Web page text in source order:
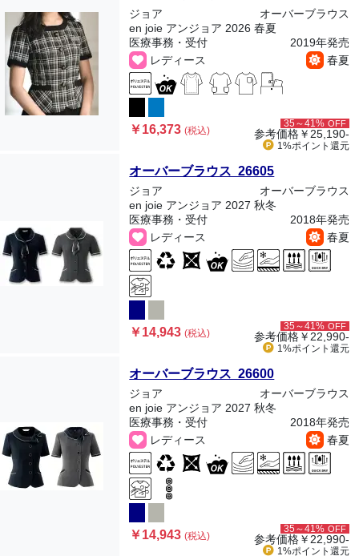
ジョア
オーバーブラウス
en joie アンジョア 2026 春夏
医療事務・受付
2019年発売
レディース
春夏
￥16,373(税込)
35～41% OFF
参考価格￥25,190-
1%ポイント 還元
オーバーブラウス 26605
ジョア
オーバーブラウス
en joie アンジョア 2027 秋冬
医療事務・受付
2018年発売
レディース
春夏
￥14,943(税込)
35～41% OFF
参考価格￥22,990-
1%ポイント 還元
オーバーブラウス 26600
ジョア
オーバーブラウス
en joie アンジョア 2027 秋冬
医療事務・受付
2018年発売
レディース
春夏
￥14,943(税込)
35～41% OFF
参考価格￥22,990-
1%ポイント 還元